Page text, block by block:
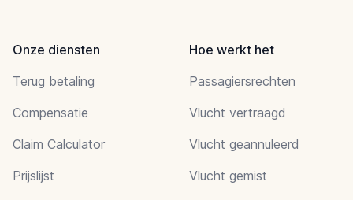
Onze diensten
Terug betaling
Compensatie
Claim Calculator
Prijslijst
Hoe werkt het
Passagiersrechten
Vlucht vertraagd
Vlucht geannuleerd
Vlucht gemist